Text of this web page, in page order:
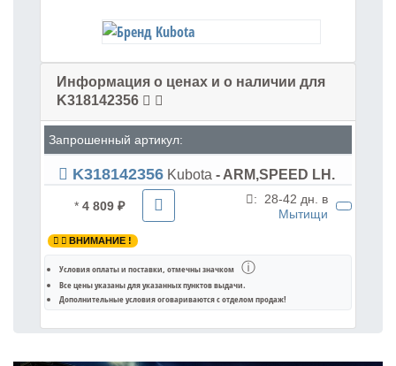
Информация о ценах и о наличии для
K318142356
Запрошенный артикул:
K318142356 Kubota - ARM,SPEED LH.
* 4 809 ₽ : 28-42 дн. в
Мытищи
ВНИМАНИЕ !
Условия оплаты и поставки, отмечны значком ⓘ
Все цены указаны дляуказанных пунктов выдачи.
Дополнительные условия оговариваются с отделом продаж!